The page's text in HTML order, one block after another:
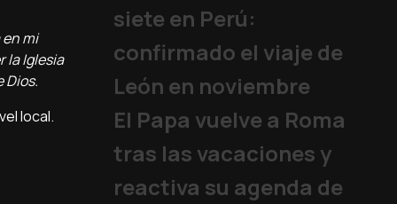
mi
la Iglesia
Dios.
local.
siete en Perú:
confirmado el viaje de
León en noviembre
El Papa vuelve a Roma
tras las vacaciones y
reactiva su agenda de